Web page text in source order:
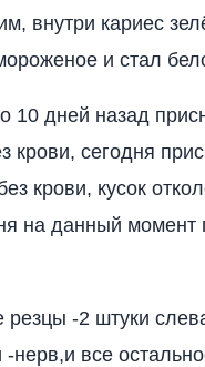
внутри кариес
и стал
10 дней назад
крови, сегодня
крови, кусок
на данный момент
-2 штуки
-нерв,и все